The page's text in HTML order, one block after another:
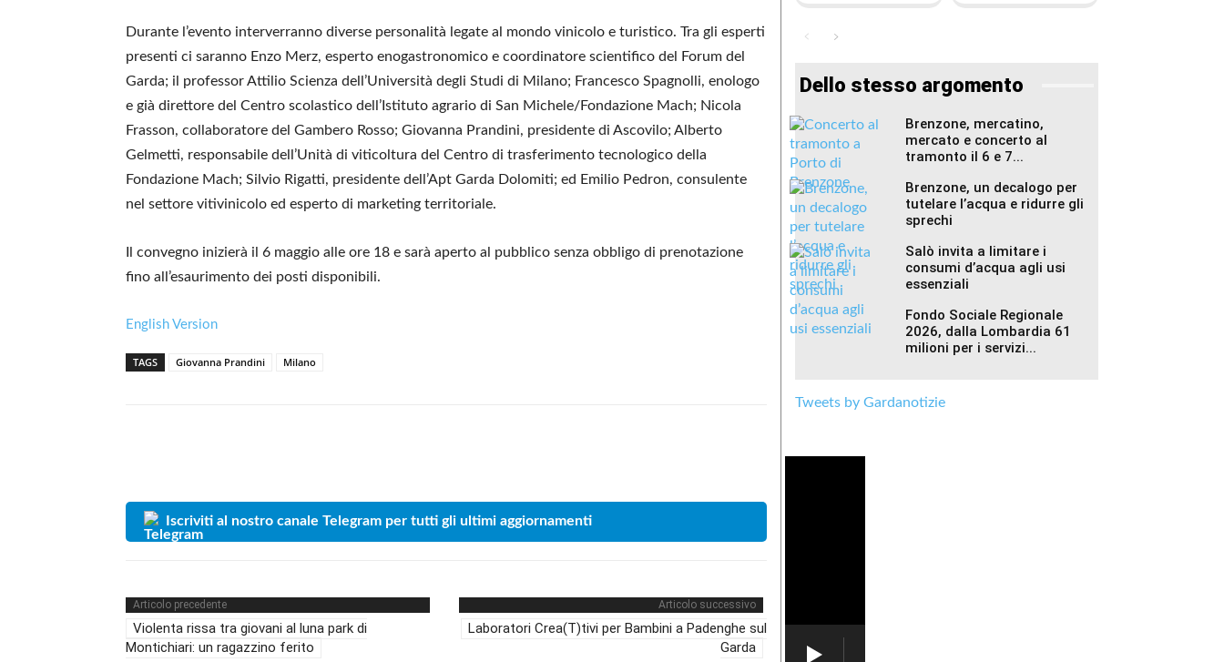
Durante l’evento interverranno diverse personalità legate al mondo vinicolo e turistico. Tra gli esperti
presenti ci saranno Enzo Merz, esperto enogastronomico e coordinatore scientifico del Forum del
Garda; il professor Attilio Scienza dell’Università degli Studi di Milano; Francesco Spagnolli, enologo
e già direttore del Centro scolastico dell’Istituto agrario di San Michele/Fondazione Mach; Nicola
Frasson, collaboratore del Gambero Rosso; Giovanna Prandini, presidente di Ascovilo; Alberto
Gelmetti, responsabile dell’Unità di viticoltura del Centro di trasferimento tecnologico della
Fondazione Mach; Silvio Rigatti, presidente dell’Apt Garda Dolomiti; ed Emilio Pedron, consulente
nel settore vitivinicolo ed esperto di marketing territoriale.
Il convegno inizierà il 6 maggio alle ore 18 e sarà aperto al pubblico senza obbligo di prenotazione
fino all’esaurimento dei posti disponibili.
English Version
TAGS Giovanna Prandini Milano
Iscriviti al nostro canale Telegram per tutti gli ultimi aggiornamenti
Articolo precedente
Violenta rissa tra giovani al luna park di
Montichiari: un ragazzino ferito
Articolo successivo
Laboratori Crea(T)tivi per Bambini a Padenghe sul
Garda
Dello stesso argomento
Brenzone, mercatino,
mercato e concerto al
tramonto il 6 e 7...
Brenzone, un decalogo per
tutelare l’acqua e ridurre gli
sprechi
Salò invita a limitare i
consumi d’acqua agli usi
essenziali
Fondo Sociale Regionale
2026, dalla Lombardia 61
milioni per i servizi...
Tweets by Gardanotizie